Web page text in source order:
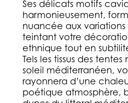
Ses délicats motifs
harmonieusement,
nuancée aux variations
teintant votre
ethnique tout en
Tels les tissus des
soleil méditerranéen,
rayonnera d’une
poétique atmosphère,